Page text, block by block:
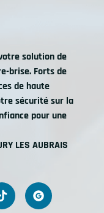
votre solution de
brise. Forts de
de haute
sécurité sur la
pour une
LES AUBRAIS